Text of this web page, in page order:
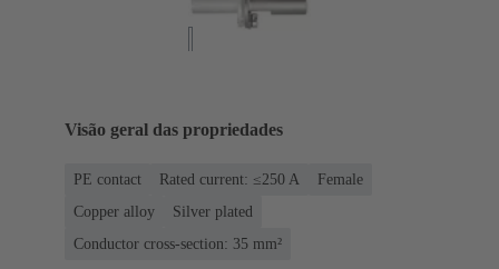
Visão geral das propriedades
PE contact Rated current: ≤250 A
Female
Copper alloy
Silver plated
Conductor cross-section: 35 mm²